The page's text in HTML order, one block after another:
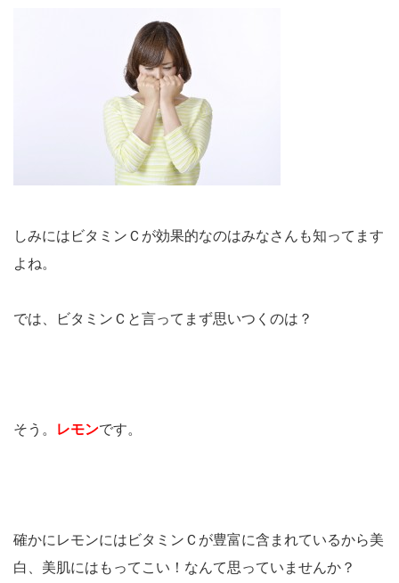
しみにはビタミンＣが効果的なのはみなさんも知ってます
よね。
では、ビタミンＣと言ってまず思いつくのは？
そう。 レモンです。
確かにレモンにはビタミンＣが豊富に含まれているから美
白、美肌にはもってこい！なんて思っていませんか？